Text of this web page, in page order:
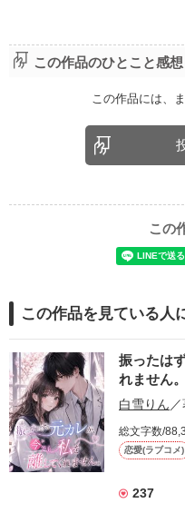
この作品のひとこと感想
この作品には、
この
この作品を見ている人
振ったは
れません。
白雪りん
総文字数/
恋愛(ラブコメ)
237